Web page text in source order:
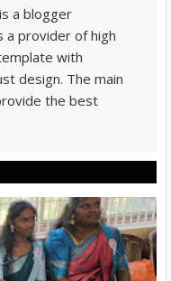
a blogger
a provider of high
with
design. The main
the best